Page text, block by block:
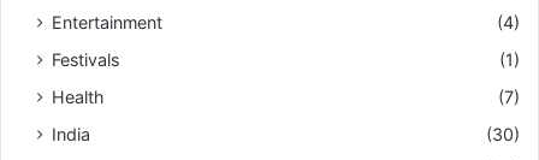
Entertainment
(4)
Festivals
(1)
Health
(7)
India
(30)